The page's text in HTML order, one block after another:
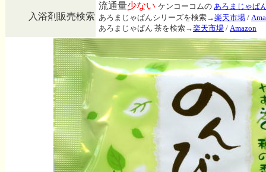
入浴剤販売検索
流通量少ない ケンコーコムの あろまじゃぱ
あろまじゃぱんシリーズを検索→楽天市場 /
あろまじゃぱん 茶を検索→楽天市場 / Amazon